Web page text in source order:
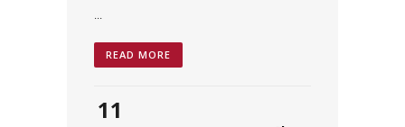
...
READ MORE
11